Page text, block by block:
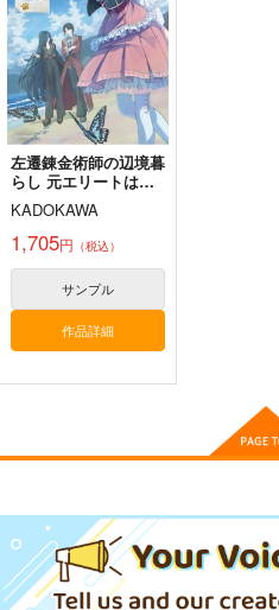
1,572円（税込）
フリーナ
サンプル
作品詳細
此処より永遠（とわ）
1,100 （税込）
オベロン×ぐだ子
サンプル
左遷錬金術師の辺境暮
らし 元エリートは二
度目の人生も失敗した
ので辺境でのんびりと
やり直すことにしまし
た 4
KADOKAWA
1,705円 （税込）
サンプル
作品詳細